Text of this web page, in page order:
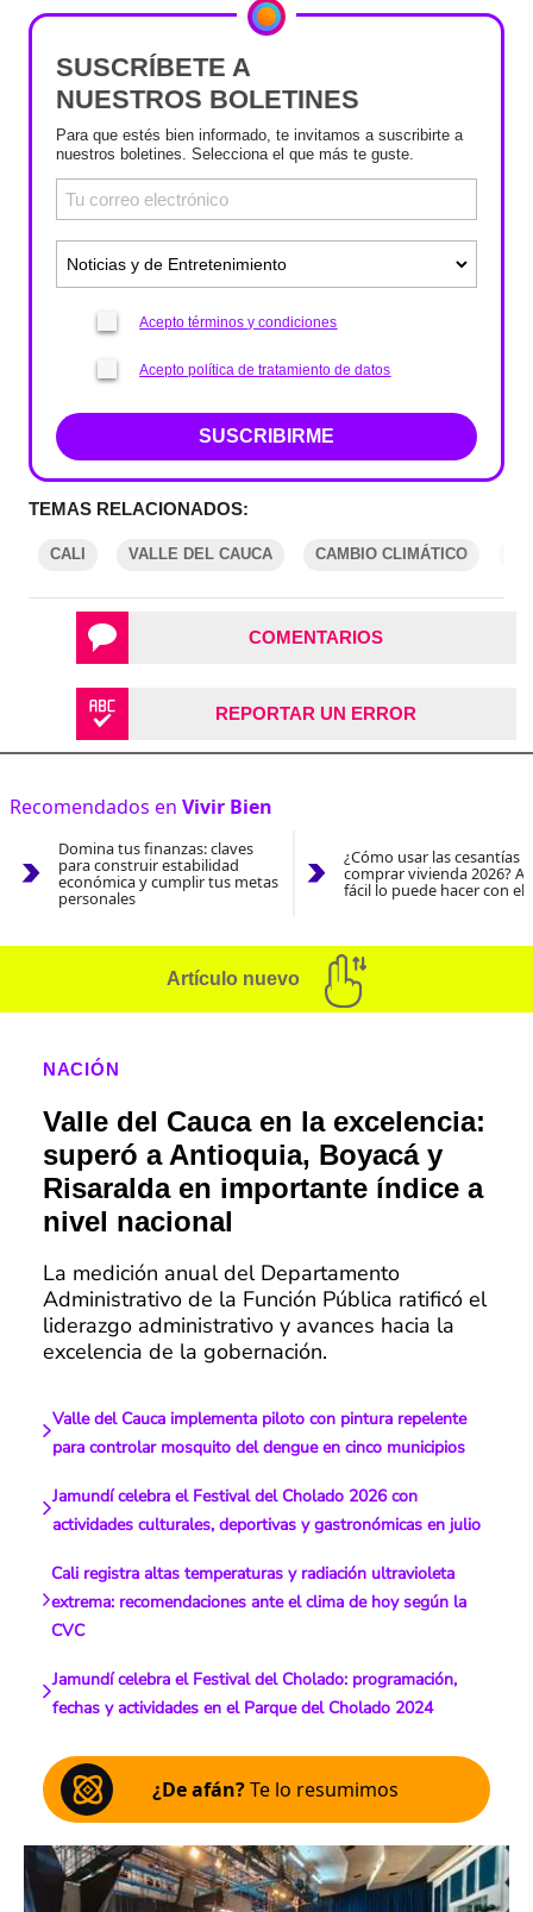
SUSCRÍBETE A
NUESTROS BOLETINES
Para que estés bien informado, te invitamos a suscribirte a
nuestros boletines. Selecciona el que más te guste.
Acepto términos y condiciones
Acepto política de tratamiento de datos
SUSCRIBIRME
TEMAS RELACIONADOS:
CALI VALLE DEL CAUCA CAMBIO CLIMÁTICO
COMENTARIOS
REPORTAR UN ERROR
Recomendados en Vivir Bien
Domina tus finanzas: claves
para construir estabilidad
económica y cumplir tus metas
personales
¿Cómo usar las cesantías
comprar vivienda 2026?
fácil lo puede hacer con el
Artículo nuevo
NACIÓN
Valle del Cauca en la excelencia:
superó a Antioquia, Boyacá y
Risaralda en importante índice a
nivel nacional
La medición anual del Departamento
Administrativo de la Función Pública ratificó el
liderazgo administrativo y avances hacia la
excelencia de la gobernación.
Valle del Cauca implementa piloto con pintura repelente
para controlar mosquito del dengue en cinco municipios
Jamundí celebra el Festival del Cholado 2026 con
actividades culturales, deportivas y gastronómicas en julio
Cali registra altas temperaturas y radiación ultravioleta
extrema: recomendaciones ante el clima de hoy según la
CVC
Jamundí celebra el Festival del Cholado: programación,
fechas y actividades en el Parque del Cholado 2024
¿De afán?Te lo resumimos